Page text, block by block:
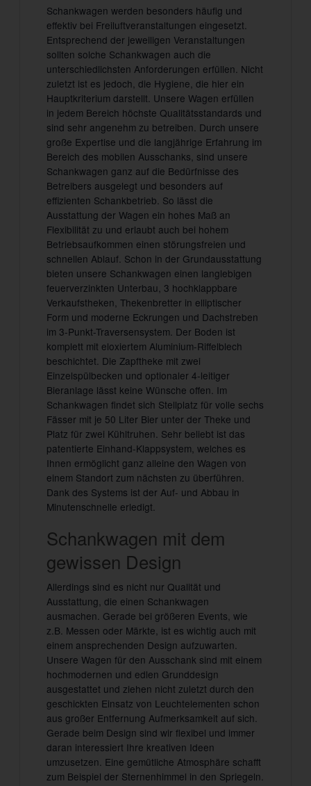
Schankwagen werden besonders häufig und
effektiv bei Freiluftveranstaltungen eingesetzt.
Entsprechend der jeweiligen Veranstaltungen
sollten solche Schankwagen auch die
unterschiedlichsten Anforderungen erfüllen. Nicht
zuletzt ist es jedoch, die Hygiene, die hier ein
Hauptkriterium darstellt. Unsere Wagen erfüllen
in jedem Bereich höchste Qualitätsstandards und
sind sehr angenehm zu betreiben. Durch unsere
große Expertise und die langjährige Erfahrung im
Bereich des mobilen Ausschanks, sind unsere
Schankwagen ganz auf die Bedürfnisse des
Betreibers ausgelegt und besonders auf
effizienten Schankbetrieb. So lässt die
Ausstattung der Wagen ein hohes Maß an
Flexibilität zu und erlaubt auch bei hohem
Betriebsaufkommen einen störungsfreien und
schnellen Ablauf. Schon in der Grundausstattung
bieten unsere Schankwagen einen langlebigen
feuerverzinkten Unterbau, 3 hochklappbare
Verkaufstheken, Thekenbretter in elliptischer
Form und moderne Eckrungen und Dachstreben
im 3-Punkt-Traversensystem. Der Boden ist
komplett mit eloxiertem Aluminium-Riffelblech
beschichtet. Die Zapftheke mit zwei
Einzelspülbecken und optionaler 4-leitiger
Bieranlage lässt keine Wünsche offen. Im
Schankwagen findet sich Stellplatz für volle sechs
Fässer mit je 50 Liter Bier unter der Theke und
Platz für zwei Kühltruhen. Sehr beliebt ist das
patentierte Einhand-Klappsystem, welches es
Ihnen ermöglicht ganz alleine den Wagen von
einem Standort zum nächsten zu überführen.
Dank des Systems ist der Auf- und Abbau in
Minutenschnelle erledigt.
Schankwagen mit dem
gewissen Design
Allerdings sind es nicht nur Qualität und
Ausstattung, die einen Schankwagen
ausmachen. Gerade bei größeren Events, wie
z.B. Messen oder Märkte, ist es wichtig auch mit
einem ansprechenden Design aufzuwarten.
Unsere Wagen für den Ausschank sind mit einem
hochmodernen und edlen Grunddesign
ausgestattet und ziehen nicht zuletzt durch den
geschickten Einsatz von Leuchtelementen schon
aus großer Entfernung Aufmerksamkeit auf sich.
Gerade beim Design sind wir flexibel und immer
daran interessiert Ihre kreativen Ideen
umzusetzen. Eine gemütliche Atmosphäre schafft
zum Beispiel der Sternenhimmel in den Spriegeln.